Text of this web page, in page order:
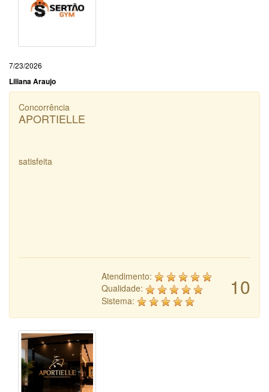
7/23/2026
Liliana Araujo
Concorrência
APORTIELLE
satisfeita
10
Atendimento:
Qualidade:
Sistema: